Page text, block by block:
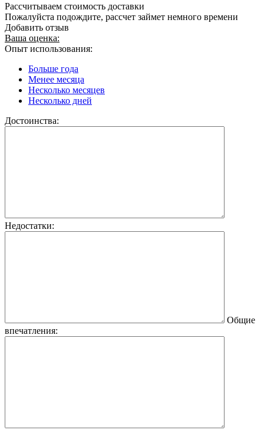
Рассчитываем стоимость доставки
Пожалуйста подождите, рассчет займет немного времени
Добавить отзыв
Ваша оценка:
Опыт использования:
Больше года
Менее месяца
Несколько месяцев
Несколько дней
Достоинства:
Недостатки:
Общие
впечатления: